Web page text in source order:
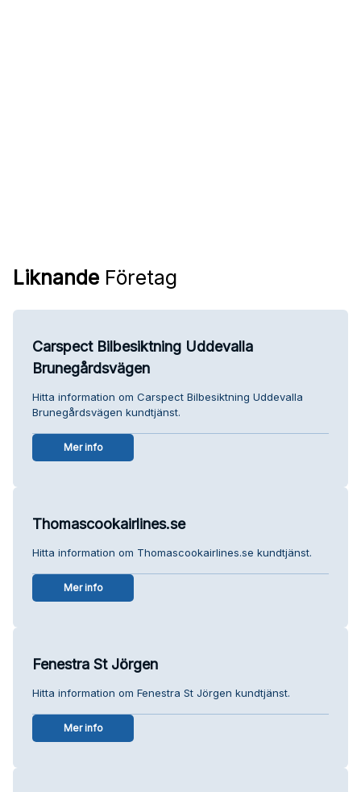
Liknande Företag
Carspect Bilbesiktning Uddevalla
Brunegårdsvägen
Hitta information om Carspect Bilbesiktning Uddevalla
Brunegårdsvägen kundtjänst.
Mer info
Thomascookairlines.se
Hitta information om Thomascookairlines.se kundtjänst.
Mer info
Fenestra St Jörgen
Hitta information om Fenestra St Jörgen kundtjänst.
Mer info